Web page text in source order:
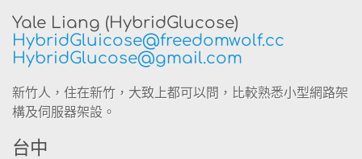
Yale Liang (HybridGlucose)
HybridGluicose@freedomwolf.cc
HybridGlucose@gmail.com
新竹人，住在新竹，大致上都可以問，比較熟悉小型網路架
構及伺服器架設。
台中